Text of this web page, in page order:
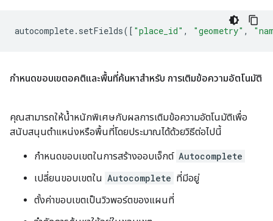
autocomplete. setFields([ "place_id" , "geometry" ,
กำหนดขอบเขตอคติและพื้นที่ค้นหาสำหรับ การเติมข้อความอัตโนมัติ
คุณสามารถให้น้ำหนักพิเศษกับผลการเติมข้อความอัตโนมัติเพื่อ
สนับสนุนตำแหน่งหรือพื้นที่โดยประมาณได้ด้วยวิธีต่อไปนี้
กำหนดขอบเขตในการสร้างออบเจ็กต์ Autocomplete
เปลี่ยนขอบเขตใน Autocomplete ที่มีอยู่
ตั้งค่าขอบเขตเป็นวิวพอร์ตของแผนที่